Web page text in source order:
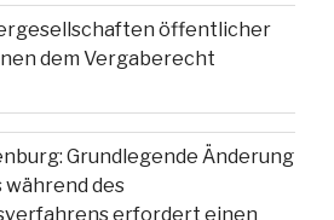
öffentlicher
dem Vergaberecht
Grundlegende Änderung
während des
erfordert einen